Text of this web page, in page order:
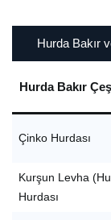
Hurda Bakır
Hurda Bakır
Çinko Hurdası
Kurşun Levha
Hurdası